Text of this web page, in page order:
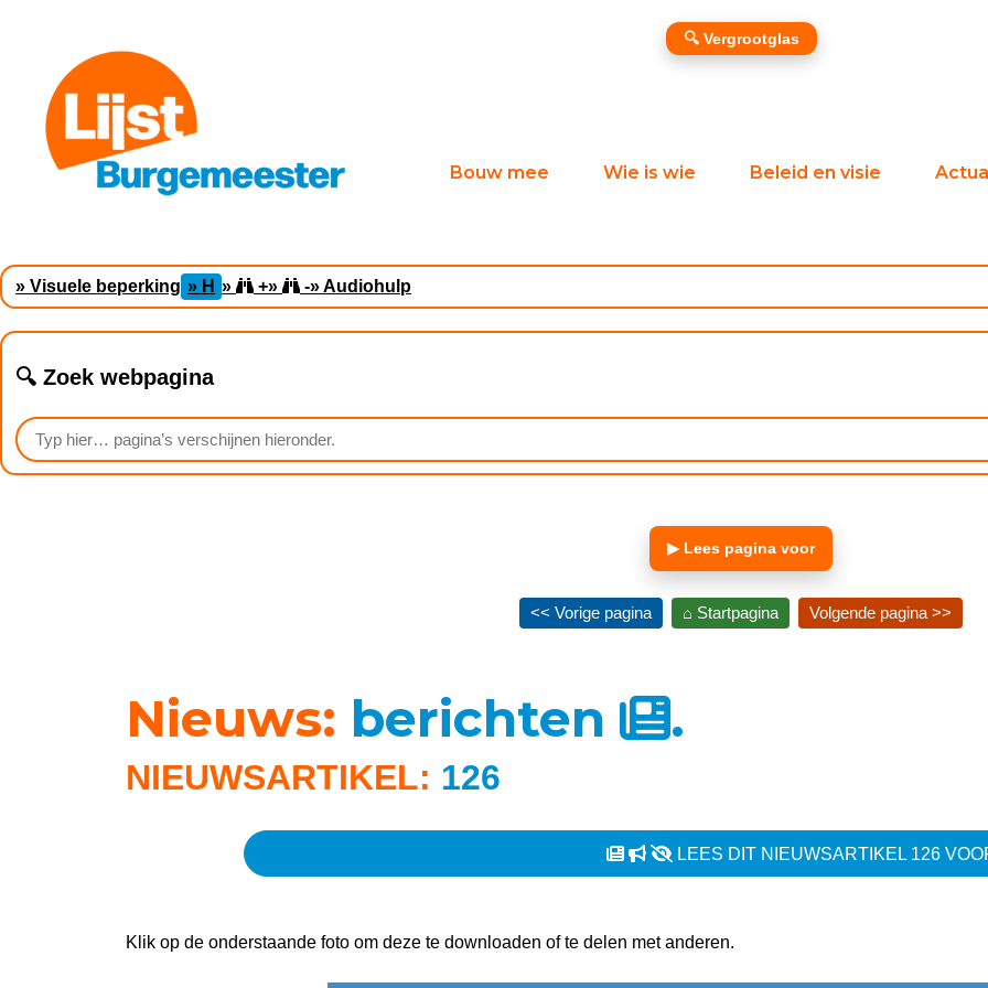
Bouw mee Wie is wie Beleid en visie
» Visuele beperking » H » +» -» Audiohulp
🔍 Zoek webpagina
▶ Lees pagina voor
🔍 Vergrootglas
<< Vorige pagina ⌂ Startpagina Volgende pagina >>
Nieuws: berichten .
NIEUWSARTIKEL: 126
LEES DIT NIEUWSARTIKEL 126
Klik op de onderstaande foto om deze te downloaden of te delen met anderen.